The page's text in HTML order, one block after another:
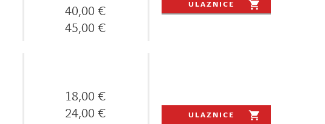
40,00 €
45,00 €
ULAZNICE
18,00 €
24,00 €
ULAZNICE